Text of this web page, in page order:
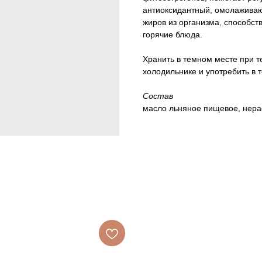
антиоксидантный,
жиров из организма,
горячие блюда.
Хранить в темном месте при
холодильнике и употребить в
Состав
масло льняное пищевое,